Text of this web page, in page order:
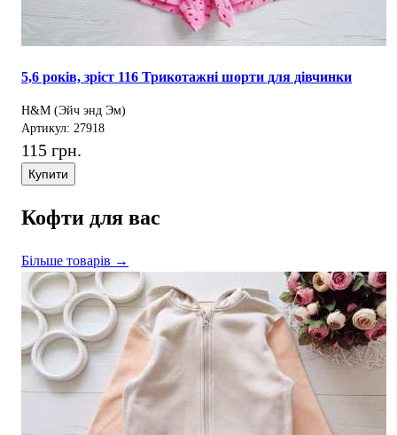
5,6 років, зріст 116 Трикотажні шорти для дівчинки
H&M (Эйч энд Эм)
Артикул: 27918
115 грн.
Купити
Кофти для вас
Більше товарів →